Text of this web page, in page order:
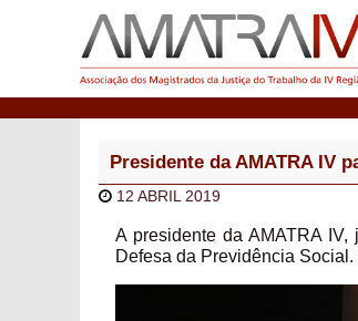
Presidente da AMATRA IV
12 ABRIL 2019
A presidente da AMATRA
Defesa da Previdência